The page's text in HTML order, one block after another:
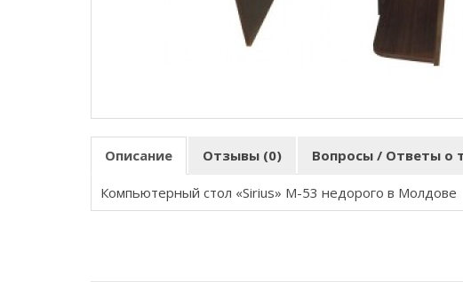
Описание Отзывы (0) Вопросы / Ответы о
Компьютерный стол «Sirius» M-53 недорого в Молдове